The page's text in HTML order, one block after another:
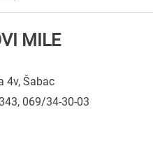
MILE
4v, Šabac
, 069/34-30-03